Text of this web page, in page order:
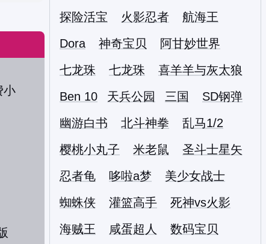
探险活宝 火影忍者
航海王
Dora
神奇宝贝
阿甘妙世界
七龙珠
七龙珠
喜羊羊与灰太狼
Ben 10
天兵公园 三国
SD钢弹
幽游白书
北斗神拳
乱马1/2
樱桃小丸子
米老鼠
圣斗士星矢
忍者龟
哆啦a梦
美少女战士
蜘蛛侠
灌篮高手
死神vs火影
海贼王
咸蛋超人
数码宝贝